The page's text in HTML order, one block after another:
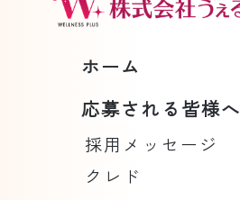
ホーム
応募される皆様へ
採用メッセージ
クレド